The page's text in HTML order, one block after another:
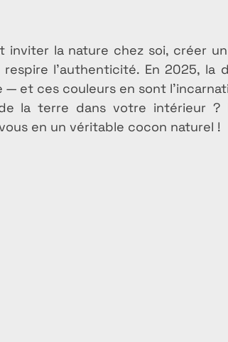
inviter la nature chez soi, créer
l’authenticité. En 2025, la
et ces couleurs en sont
la terre dans votre intérieur ?
en un véritable cocon naturel !